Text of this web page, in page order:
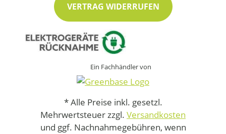
VERTRAG WIDERRUFEN
Ein Fachhändler von
* Alle Preise inkl. gesetzl.
Mehrwertsteuer zzgl. Versandkosten
und ggf. Nachnahmegebühren, wenn